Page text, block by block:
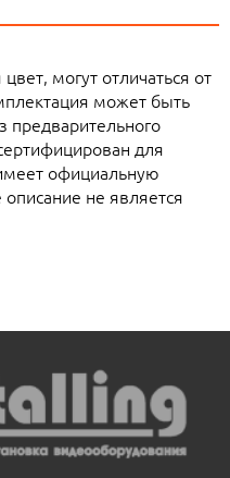
могут отличаться от
может быть
предварительного
для
официальную
не является